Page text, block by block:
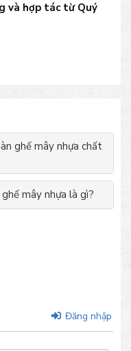
và hợp tác từ Quý
ghế mây nhựa chất
mây nhựa là gì?
Đăng nhập